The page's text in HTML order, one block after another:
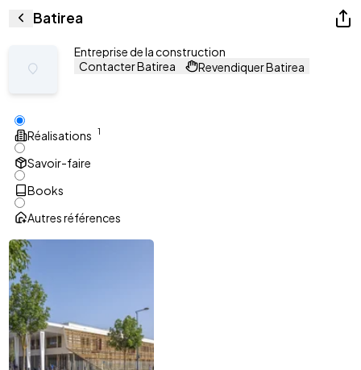
Batirea
Entreprise de la construction
Contacter Batirea
Revendiquer Batirea
Réalisations 1
Savoir-faire
Books
Autres références